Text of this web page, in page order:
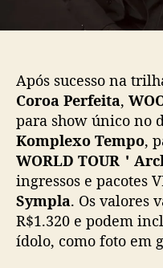
Após sucesso na
Coroa Perfeita,
para show único no
Komplexo Tempo,
WORLD TOUR＇
ingressos e pacotes
Sympla. Os valores
R$1.320 e podem
ídolo, como foto em